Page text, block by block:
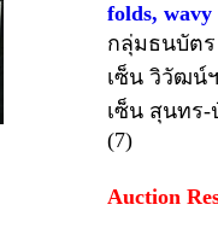
folds,
กลุ่มธนบัตร
เซ็น วิวัฒน์
เซ็น สุนทร-
(7)
Auction